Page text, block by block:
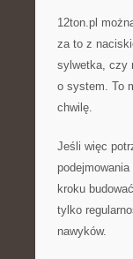
12ton.pl
za to z
sylwetka, czy
o system. To
chwilę.
Jeśli więc
kroku
tylko
nawyków.